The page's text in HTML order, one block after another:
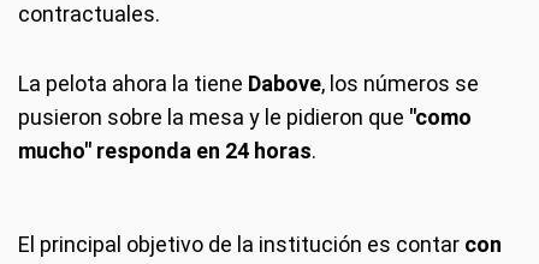
contractuales.
La pelota ahora la tiene Dabove, los números se
pusieron sobre la mesa y le pidieron que "como
mucho" responda en 24 horas.
El principal objetivo de la institución es contar con